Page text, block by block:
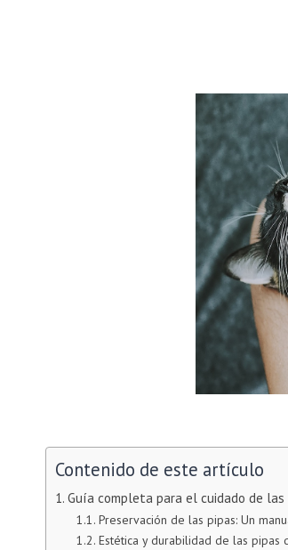
Contenido de este artículo
Guía completa para el cuidado de las
Preservación de las pipas: Un
Estética y durabilidad de las pipas